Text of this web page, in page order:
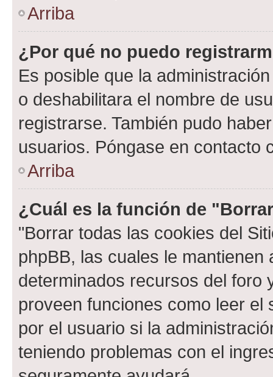
Arriba
¿Por qué no puedo
Es posible que la
o deshabilitara el nombre de
registrarse. También pudo
usuarios. Póngase en contacto
Arriba
¿Cuál es la función de
"Borrar todas las cookies del
phpBB, las cuales le
determinados recursos del foro
proveen funciones como leer el
por el usuario si la
teniendo problemas con el